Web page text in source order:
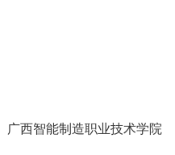
广西智能制造职业技术学院